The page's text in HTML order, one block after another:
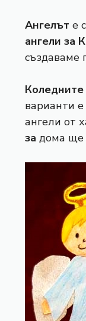
Ангелът е
ангели за
създаваме
Коледните
варианти
ангели от
за дома ще